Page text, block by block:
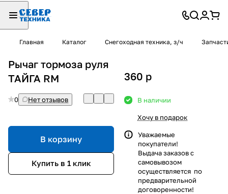
Главная Каталог Снегоходная техника, з/ч
Рычаг тормоза руля
ТАЙГА RM
0 Нет отзывов
В корзину
Купить в 1 клик
360 p
В наличии
Хочу в подарок
Уважаемые
покупатели!
Выдача заказов с
самовывозом
осуществляется по
предварительной
договоренности!